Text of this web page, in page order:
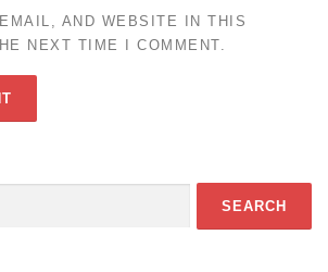
AND WEBSITE IN THIS
NEXT TIME I COMMENT.